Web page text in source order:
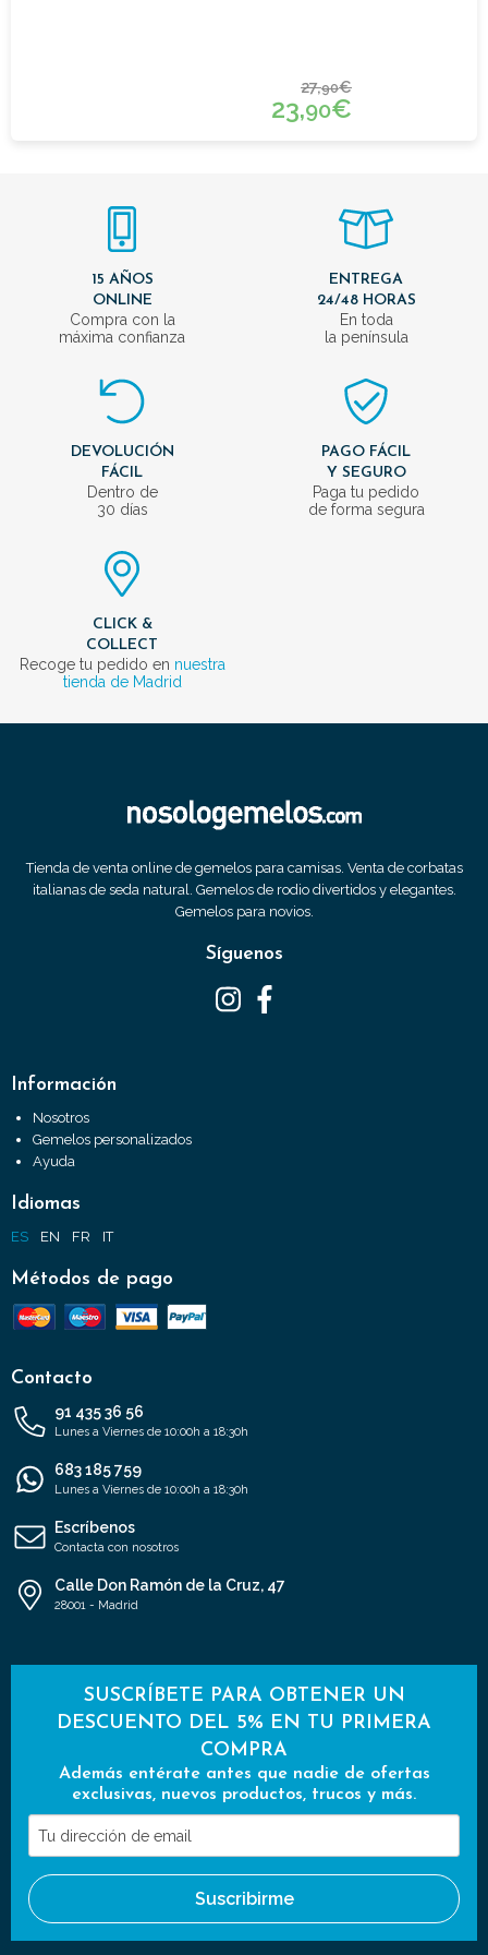
27,90€
23,90€
15 AÑOS
ONLINE
Compra con la
máxima confianza
ENTREGA
24/48 HORAS
En toda
la península
DEVOLUCIÓN
FÁCIL
Dentro de
30 días
PAGO FÁCIL
Y SEGURO
Paga tu pedido
de forma segura
CLICK &
COLLECT
Recoge tu pedido en nuestra
tienda de Madrid
Tienda de venta online de gemelos para camisas. Venta de corbatas
italianas de seda natural. Gemelos de rodio divertidos y elegantes.
Gemelos para novios.
Síguenos
Información
Nosotros
Gemelos personalizados
Ayuda
Idiomas
ES EN FR IT
Métodos de pago
Contacto
91 435 36 56
Lunes a Viernes de 10:00h a 18:30h
683 185 759
Lunes a Viernes de 10:00h a 18:30h
Escríbenos
Contacta con nosotros
Calle Don Ramón de la Cruz, 47
28001 - Madrid
SUSCRÍBETE PARA OBTENER UN
DESCUENTO DEL 5% EN TU PRIMERA
COMPRA
Además entérate antes que nadie de ofertas
exclusivas, nuevos productos, trucos y más.
Tu
dirección
de
email
Suscribirme